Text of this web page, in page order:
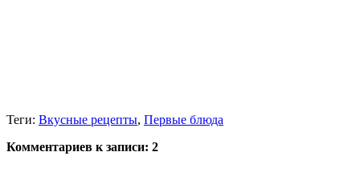
Теги: Вкусные рецепты, Первые блюда
Комментариев к записи: 2